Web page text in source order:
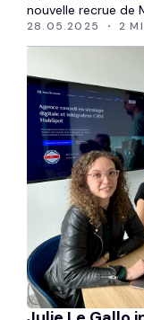
nouvelle recrue de
28.05.2025 2